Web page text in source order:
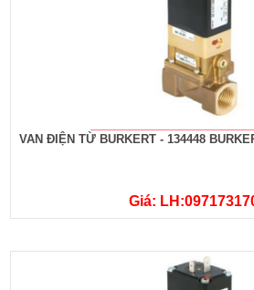
VAN ĐIỆN TỪ BURKERT - 134448
Giá: